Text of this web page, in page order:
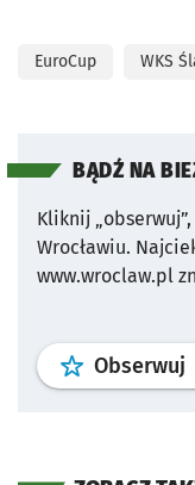
EuroCup WKS
BĄDŹ NA
Kliknij
Wrocławiu.
www.wroclaw.pl
Obserwuj